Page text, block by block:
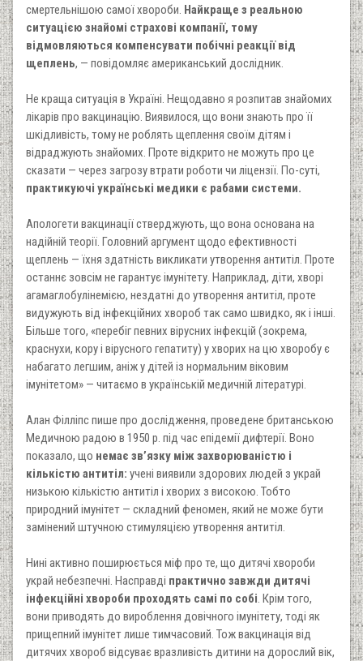
смертельнішою самої хвороби. Найкраще з реальною
ситуацією знайомі страхові компанії, тому
відмовляються компенсувати побічні реакції від
щеплень, — повідомляє американський дослідник.
Не краща ситуація в Україні. Нещодавно я розпитав знайомих
лікарів про вакцинацію. Виявилося, що вони знають про її
шкідливість, тому не роблять щеплення своїм дітям і
відраджують знайомих. Проте відкрито не можуть про це
сказати — через загрозу втрати роботи чи ліцензії. По-суті,
практикуючі українські медики є рабами системи.
Апологети вакцинації стверджують, що вона основана на
надійній теорії. Головний аргумент щодо ефективності
щеплень — їхня здатність викликати утворення антитіл. Проте
останнє зовсім не гарантує імунітету. Наприклад, діти, хворі
агамаглобулінемією, нездатні до утворення антитіл, проте
видужують від інфекційних хвороб так само швидко, як і інші.
Більше того, «перебіг певних вірусних інфекцій (зокрема,
краснухи, кору і вірусного гепатиту) у хворих на цю хворобу є
набагато легшим, аніж у дітей із нормальним віковим
імунітетом» — читаємо в українській медичній літературі.
Алан Філліпс пише про дослідження, проведене британською
Медичною радою в 1950 р. під час епідемії дифтерії. Воно
показало, що немає зв’язку між захворюваністю і
кількістю антитіл: учені виявили здорових людей з украй
низькою кількістю антитіл і хворих з високою. Тобто
природний імунітет — складний феномен, який не може бути
замінений штучною стимуляцією утворення антитіл.
Нині активно поширюється міф про те, що дитячі хвороби
украй небезпечні. Насправді практично завжди дитячі
інфекційні хвороби проходять самі по собі. Крім того,
вони приводять до вироблення довічного імунітету, тоді як
прищепний імунітет лише тимчасовий. Тож вакцинація від
дитячих хвороб відсуває вразливість дитини на дорослий вік,